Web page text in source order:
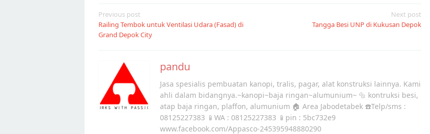
Post
navigation
Previous post
Railing Tembok untuk Ventilasi Udara (Fasad) di
Grand Depok City
Next post
Tangga Besi UNP di Kukusan Depok
pandu
Jasa spesialis pembuatan kanopi, tralis, pagar, alat konstruksi lainnya. Kami
ahli dalam bidangnya.~kanopi~baja ringan~alumunium~ 🔩 kontruksi besi,
atap baja ringan, plaffon, alumunium 🏠 Area Jabodetabek ☎️Telp/sms :
08125227383 📱WA : 08125227383 📱pin : 5bc732e9
www.facebook.com/Appasco-245395948880290